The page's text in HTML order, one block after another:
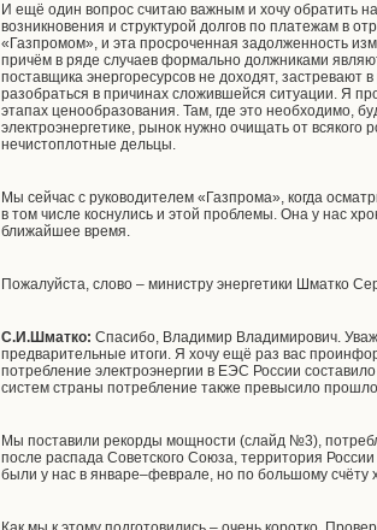
И ещё один вопрос считаю важным и хочу обратить
возникновения и структурой долгов по платежам в
«Газпромом», и эта просроченная задолженность
причём в ряде случаев формально должниками
поставщика энергоресурсов не доходят, застревают
разобраться в причинах сложившейся ситуации. Я
этапах ценообразования. Там, где это необходимо,
электроэнергетике, рынок нужно очищать от
нечистоплотные дельцы.
Мы сейчас с руководителем «Газпрома», когда
в том числе коснулись и этой проблемы. Она у нас
ближайшее время.
Пожалуйста, слово – министру энергетики Шматко
С.И.Шматко: Спасибо, Владимир Владимирович.
предварительные итоги. Я хочу ещё раз вас
потребление электроэнергии в ЕЭС России
систем страны потребление также превысило
Мы поставили рекорды мощности (слайд №3),
после распада Советского Союза, территория
были у нас в январе–феврале, но по большому счёту